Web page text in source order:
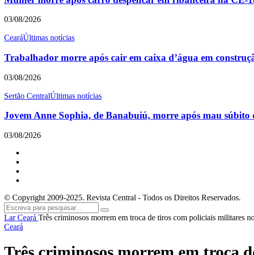
03/08/2026
CearáÚltimas notícias
Trabalhador morre após cair em caixa d’água em
03/08/2026
Sertão CentralÚltimas notícias
Jovem Anne Sophia, de Banabuiú, morre após mau súbito
03/08/2026
© Copyright 2009-2025. Revista Central - Todos os Direitos Reservados.
LarCeará Três criminosos morrem em troca de tiros com policiais militares
Ceará